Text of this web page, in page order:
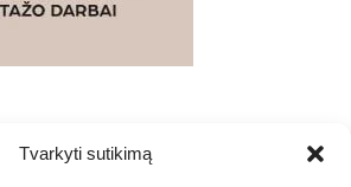
Tvarkyti sutikimą